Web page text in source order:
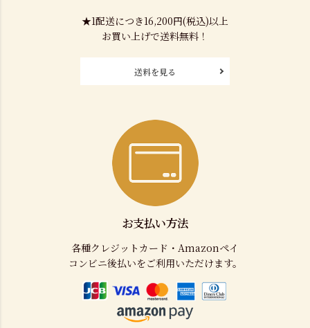
★1配送につき16,200円(税込)以上
お買い上げで送料無料！
送料を見る
お支払い方法
各種クレジットカード・Amazonペイ
コンビニ後払いをご利用いただけます。